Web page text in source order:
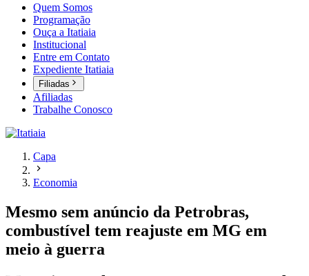
Quem Somos
Programação
Ouça a Itatiaia
Institucional
Entre em Contato
Expediente Itatiaia
Filiadas
Afiliadas
Trabalhe Conosco
Capa
Economia
Mesmo sem anúncio da Petrobras,
combustível tem reajuste em MG em
meio à guerra